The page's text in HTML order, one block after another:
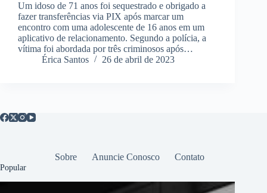
Um idoso de 71 anos foi sequestrado e obrigado a
fazer transferências via PIX após marcar um
encontro com uma adolescente de 16 anos em um
aplicativo de relacionamento. Segundo a polícia, a
vítima foi abordada por três criminosos após…
Érica Santos
26 de abril de 2023
Sobre Anuncie Conosco Contato
Popular